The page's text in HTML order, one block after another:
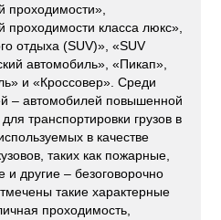
проходимости»,
класса люкс»,
отдыха (SUV)», «SUV
автомобиль», «Пикап»,
и «Кроссовер». Среди
– автомобилей повышенной
транспортировки грузов в
в качестве
таких как пожарные,
другие – безоговорочно
такие характерные
проходимость,